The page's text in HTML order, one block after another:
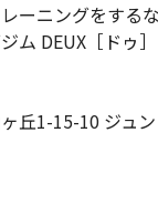
ーニングをする
ム DEUX［ドゥ］
丘1-15-10 ジュ